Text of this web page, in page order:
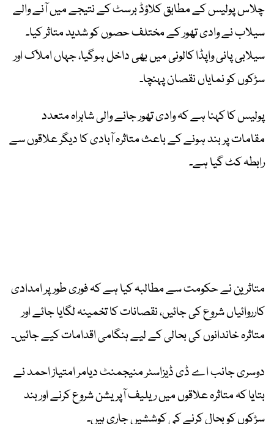
چلاس پولیس کے مطابق کلاؤڈ برسٹ کے نتیجے میں آنے والے
سیلاب نے وادی تھور کے مختلف حصوں کو شدید متاثر کیا۔
سیلابی پانی واپڈا کالونی میں بھی داخل ہوگیا، جہاں املاک اور
سڑکوں کو نمایاں نقصان پہنچا۔
پولیس کا کہنا ہے کہ وادی تھور جانے والی شاہراہ متعدد
مقامات پر بند ہونے کے باعث متاثرہ آبادی کا دیگر علاقوں سے
رابطہ کٹ گیا ہے۔
متاثرین نے حکومت سے مطالبہ کیا ہے کہ فوری طور پر امدادی
کارروائیاں شروع کی جائیں، نقصانات کا تخمینہ لگایا جائے اور
متاثرہ خاندانوں کی بحالی کے لیے ہنگامی اقدامات کیے جائیں۔
دوسری جانب اے ڈی ڈیزاسٹر منیجمنٹ دیامر امتیاز احمد نے
بتایا کہ متاثرہ علاقوں میں ریلیف آپریشن شروع کرنے اور بند
سڑکوں کو بحال کرنے کی کوششیں جاری ہیں۔